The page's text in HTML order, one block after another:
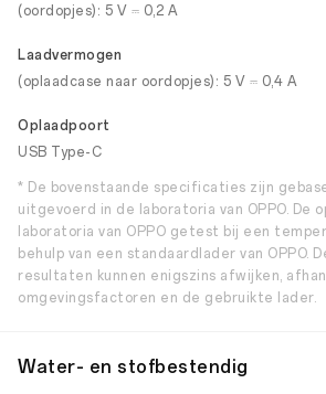
(oordopjes): 5 V ⎓ 0,2 A
Laadvermogen
(oplaadcase naar oordopjes): 5 V ⎓ 0,4 A
Oplaadpoort
USB Type-C
* De bovenstaande specificaties zijn
uitgevoerd in de laboratoria van OPPO. De
laboratoria van OPPO getest bij een
behulp van een standaardlader van OPPO.
resultaten kunnen enigszins afwijken,
omgevingsfactoren en de gebruikte lader.
Water- en stofbestendig